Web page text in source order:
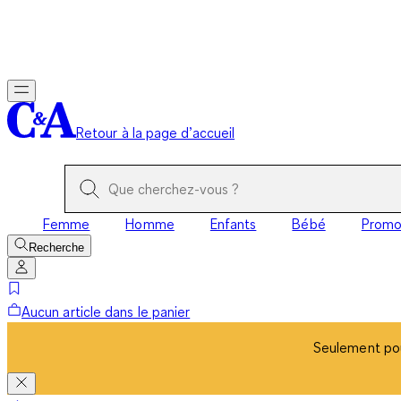
Retour à la page d’accueil
Femme Homme Enfants Bébé Promo
Recherche
Aucun article dans le panier
Seulement